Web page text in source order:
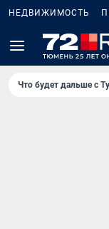
НЕДВИЖИМОСТЬ
Что будет дальше с